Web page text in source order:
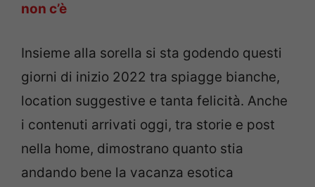
non c’è
Insieme alla sorella si sta godendo questi
giorni di inizio 2022 tra spiagge bianche,
location suggestive e tanta felicità. Anche
i contenuti arrivati oggi, tra storie e post
nella home, dimostrano quanto stia
andando bene la vacanza esotica